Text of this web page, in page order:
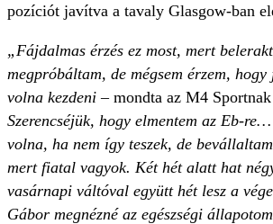
pozíciót javítva a tavaly Glasgow-ban
„Fájdalmas érzés ez most, mert
megpróbáltam, de mégsem érzem,
volna kezdeni– mondta az M4 Sportnak
Szerencséjük, hogy elmentem az Eb-
volna, ha nem így teszek, de
mert fiatal vagyok. Két hét alatt hat
vasárnapi váltóval együtt hét lesz a
Gábor megnézné az egészségi